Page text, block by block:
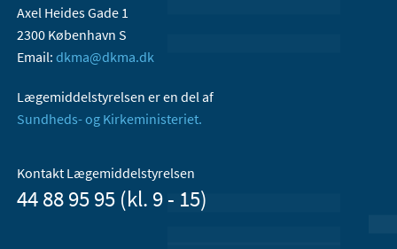
Axel Heides Gade 1
2300 København S
Email: dkma@dkma.dk
Lægemiddelstyrelsen er en del af
Sundheds- og Kirkeministeriet.
Kontakt Lægemiddelstyrelsen
44 88 95 95 (kl. 9 - 15)